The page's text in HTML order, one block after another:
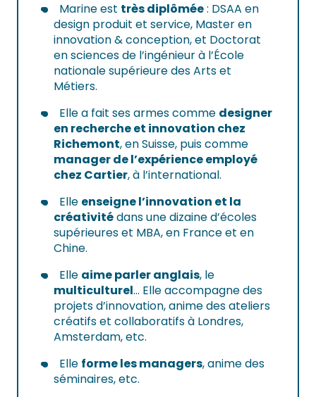
Marine est très diplômée: DSAA en
design produit et service, Master en
innovation & conception, et Doctorat
en sciences de l’ingénieur à l’École
nationale supérieure des Arts et
Métiers.
Elle a fait ses armes comme designer
en recherche et innovation chez
Richemont, en Suisse, puis comme
manager de l’expérience employé
chez Cartier, à l’international.
Elle enseigne l’innovation et la
créativitédans une dizaine d’écoles
supérieures et MBA, en France et en
Chine.
Elle aime parler anglais, le
multiculturel… Elle accompagne des
projets d’innovation, anime des ateliers
créatifs et collaboratifs à Londres,
Amsterdam, etc.
Elle forme les managers, anime des
séminaires, etc.